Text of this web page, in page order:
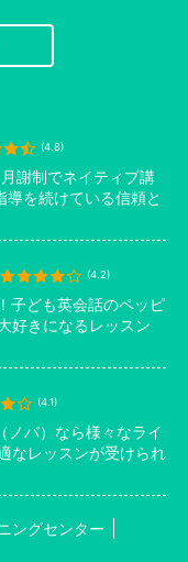
(4.8)
謝制でネイティブ講
導を続けている信頼と
(4.2)
子ども英会話のペッピ
好きになるレッスン
(4.1)
ノバ）なら様々なライ
なレッスンが受けられ
ングセンター